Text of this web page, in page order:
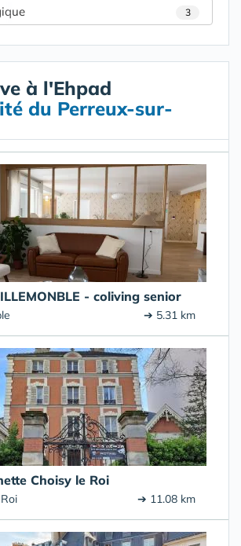
3
à l'Ehpad
du Perreux-sur-
- coliving senior
➔ 5.31 km
Choisy le Roi
➔ 11.08 km